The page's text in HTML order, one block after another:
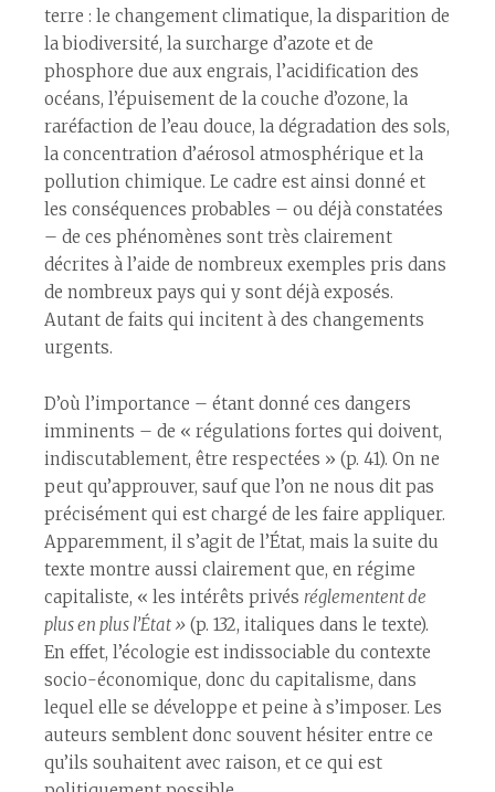
terre : le changement climatique, la disparition de
la biodiversité, la surcharge d’azote et de
phosphore due aux engrais, l’acidification des
océans, l’épuisement de la couche d’ozone, la
raréfaction de l’eau douce, la dégradation des sols,
la concentration d’aérosol atmosphérique et la
pollution chimique. Le cadre est ainsi donné et
les conséquences probables – ou déjà constatées
– de ces phénomènes sont très clairement
décrites à l’aide de nombreux exemples pris dans
de nombreux pays qui y sont déjà exposés.
Autant de faits qui incitent à des changements
urgents.
D’où l’importance – étant donné ces dangers
imminents – de « régulations fortes qui doivent,
indiscutablement, être respectées » (p. 41). On ne
peut qu’approuver, sauf que l’on ne nous dit pas
précisément qui est chargé de les faire appliquer.
Apparemment, il s’agit de l’État, mais la suite du
texte montre aussi clairement que, en régime
capitaliste, « les intérêts privés réglementent de
plus en plus l’État » (p. 132, italiques dans le texte).
En effet, l’écologie est indissociable du contexte
socio-économique, donc du capitalisme, dans
lequel elle se développe et peine à s’imposer. Les
auteurs semblent donc souvent hésiter entre ce
qu’ils souhaitent avec raison, et ce qui est